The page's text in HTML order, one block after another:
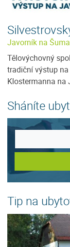
Javorník na
Tělovýchovný
tradiční výstup
Klostermanna na
Sháníte
Tip na